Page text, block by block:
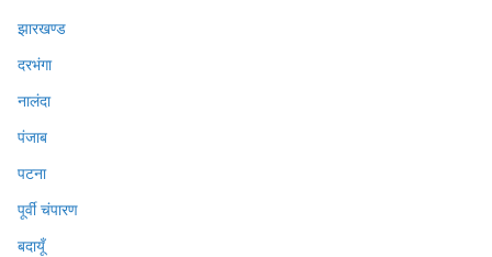
झारखण्ड
दरभंगा
नालंदा
पंजाब
पटना
पूर्वी चंपारण
बदायूँ